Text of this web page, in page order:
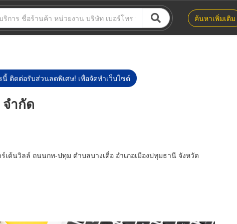
ค้นหาเพิ่มเติม
ติดต่อรับส่วนลดพิเศษ! เพื่อจัดทำเว็บไซต์
จำกัด
ด้นวิลล์ ถนนกท-ปทุม ตำบลบางเดื่อ อำเภอเมืองปทุมธานี จังหวัด